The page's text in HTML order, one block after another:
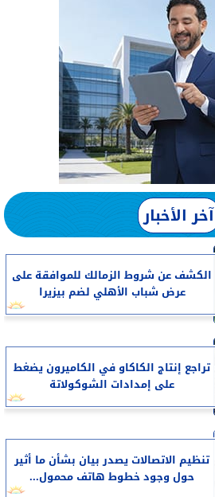
آخر الأخبار
الكشف عن شروط الزمالك للموافقة على
عرض شباب الأهلي لضم بيزيرا
تراجع إنتاج الكاكاو في الكاميرون يضغط
على إمدادات الشوكولاتة
تنظيم الاتصالات يصدر بيان بشأن ما أثير
حول وجود خطوط هاتف محمول...